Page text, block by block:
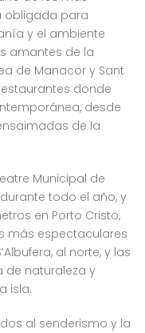
obligada para
y el ambiente
amantes de la
de Manacor y Sant
donde
desde
de la
Municipal de
todo el año, y
en Porto Cristo,
más espectaculares
al norte, y las
de naturaleza y
isla.
al senderismo y la